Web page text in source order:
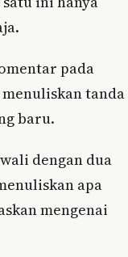
pada
tanda
baru.
dengan dua
apa
mengenai